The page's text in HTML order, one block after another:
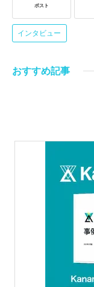
ポスト
インタビュー
おすすめ記事